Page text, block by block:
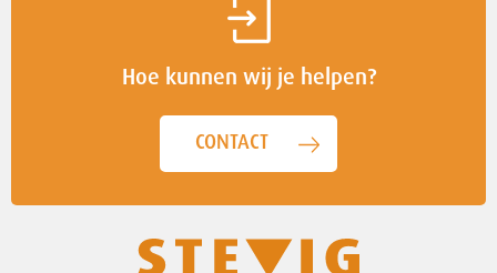
Hoe kunnen wij je helpen?
CONTACT